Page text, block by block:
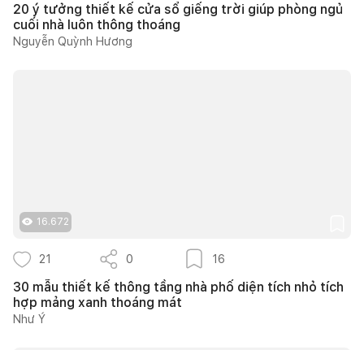
20 ý tưởng thiết kế cửa sổ giếng trời giúp phòng ngủ
cuối nhà luôn thông thoáng
Nguyễn Quỳnh Hương
16.672
21 0 16
30 mẫu thiết kế thông tầng nhà phố diện tích nhỏ tích
hợp mảng xanh thoáng mát
Như Ý